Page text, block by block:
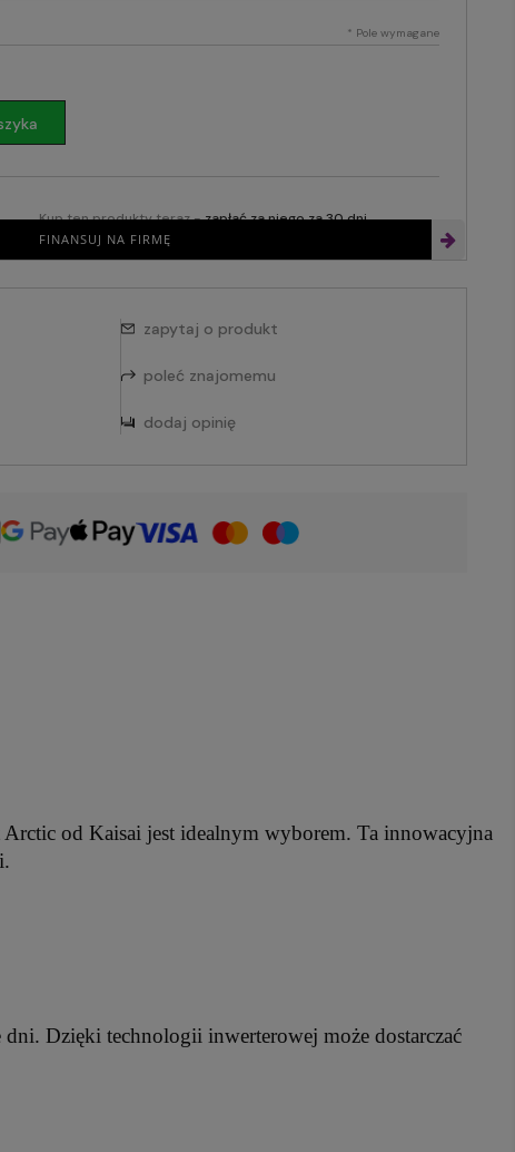
* Pole wymagane
FINANSUJ NA FIRMĘ
Kup ten produkty teraz -zapłać za niego za 30 dni
zapytaj o produkt
poleć znajomemu
dodaj opinię
Arctic od Kaisai jest idealnym wyborem. Ta innowacyjna
Dzięki technologii inwerterowej może dostarczać